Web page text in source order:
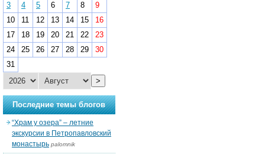
3
4 5 6 7 8
9
10
11 12 13 14 15
16
17
18 19 20 21 22
23
24
25 26 27 28 29
30
31
>
Последние темы блогов
“Храм у озера” – летние
экскурсии в Петропавловский
монастырь palomnik